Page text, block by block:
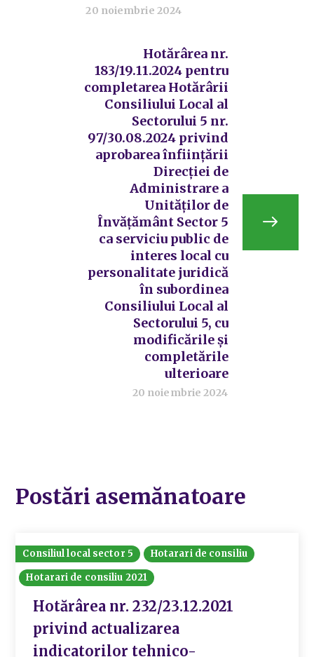
20 noiembrie 2024
Hotărârea nr.
183/19.11.2024 pentru
completarea Hotărârii
Consiliului Local al
Sectorului 5 nr.
97/30.08.2024 privind
aprobarea înființării
Direcției de
Administrare a
Unităților de
Învățământ Sector 5
ca serviciu public de
interes local cu
personalitate juridică
în subordinea
Consiliului Local al
Sectorului 5, cu
modificările și
completările
ulterioare
20 noiembrie 2024
Postări asemănatoare
Consiliul local sector 5
Hotarari de consiliu
Hotarari de consiliu 2021
Hotărârea nr. 232/23.12.2021
privind actualizarea
indicatorilor tehnico-